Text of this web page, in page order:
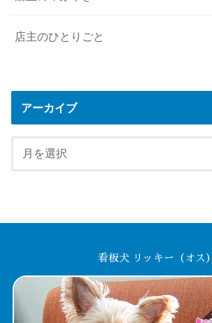
店主のひとりごと
アーカイブ
看板犬 リッキー（オス）